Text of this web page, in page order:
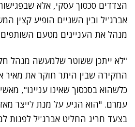
הצדדים סכסוך עסקי, אלא שבפגישות
אברג'יל ובין השניים הופיע קצין
מנהל את העניינים מטעם
"לא ייתכן ששוטר שלמעשה מנהל
החקירה שבין היתר חוקר את מאיר
כלשהוא בסכסוך שאינו עניינו",
עמרם. "הוא הגיע על מנת לייצר
בצעד חריג החליט אברג'יל לפנות